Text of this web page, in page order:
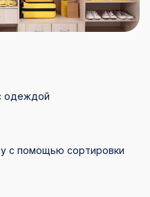
одеждой
с помощью сортировки